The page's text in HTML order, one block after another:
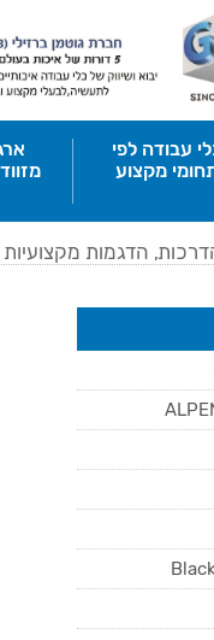
עבודה לפי
מקצוע
הדגמות מקצועיות